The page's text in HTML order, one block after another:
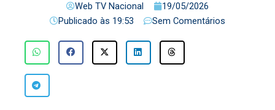
Web TV Nacional
19/05/2026
Publicado às 19:53 Sem Comentários